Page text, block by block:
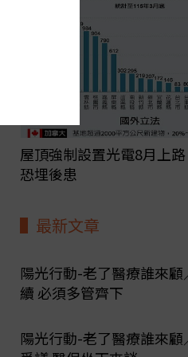
屋頂強制設置光電8月上
恐埋後患
最新文章
陽光行動-老了醫療誰來
續 必須多管齊下
陽光行動-老了醫療誰來